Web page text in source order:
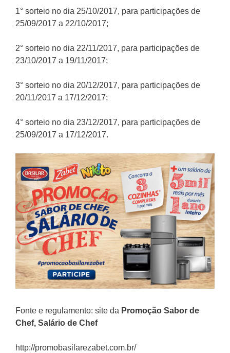
1° sorteio no dia 25/10/2017, para participações de
25/09/2017 a 22/10/2017;
2° sorteio no dia 22/11/2017, para participações de
23/10/2017 a 19/11/2017;
3° sorteio no dia 20/12/2017, para participações de
20/11/2017 a 17/12/2017;
4° sorteio no dia 23/12/2017, para participações de
25/09/2017 a 17/12/2017.
Fonte e regulamento: site da Promoção Sabor de
Chef, Salário de Chef
http://promobasilarezabet.com.br/